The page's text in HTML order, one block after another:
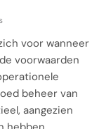
voor wanneer
voorwaarden
beheer van
aangezien